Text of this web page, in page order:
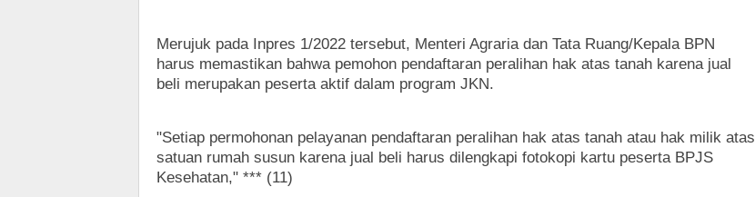
Merujuk pada Inpres 1/2022 tersebut, Menteri Agraria dan Tata Ruang/Kepala BPN
harus memastikan bahwa pemohon pendaftaran peralihan hak atas tanah karena jual
beli merupakan peserta aktif dalam program JKN.
"Setiap permohonan pelayanan pendaftaran peralihan hak atas tanah atau hak milik atas
satuan rumah susun karena jual beli harus dilengkapi fotokopi kartu peserta BPJS
Kesehatan," *** (11)